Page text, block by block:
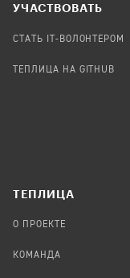
УЧАСТВОВАТЬ
СТАТЬ IT-ВОЛОНТЕРОМ
ТЕПЛИЦА НА GITHUB
TЕПЛИЦА
О ПРОЕКТЕ
КОМАНДА